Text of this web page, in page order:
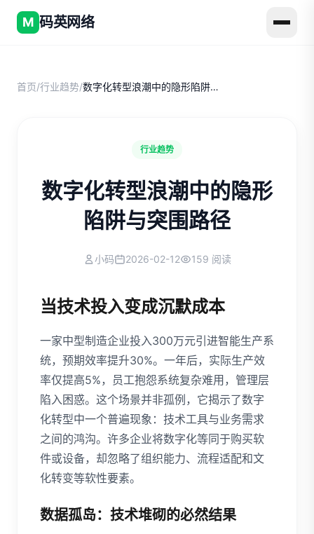
M 码英网络
首页/行业趋势/ 数字化转型浪潮中的隐形陷阱与突围路径
行业趋势
数字化转型浪潮中的隐形
陷阱与突围路径
小码 2026-02-12 159 阅读
当技术投入变成沉默成本
一家中型制造企业投入300万元引进智能生产系
统，预期效率提升30%。一年后，实际生产效
率仅提高5%，员工抱怨系统复杂难用，管理层
陷入困惑。这个场景并非孤例，它揭示了数字
化转型中一个普遍现象：技术工具与业务需求
之间的鸿沟。许多企业将数字化等同于购买软
件或设备，却忽略了组织能力、流程适配和文
化转变等软性要素。
数据孤岛：技术堆砌的必然结果